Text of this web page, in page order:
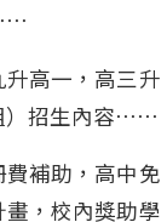
高一，高三升
）招生內容⋯⋯
補助，高中免
，校內獎助學